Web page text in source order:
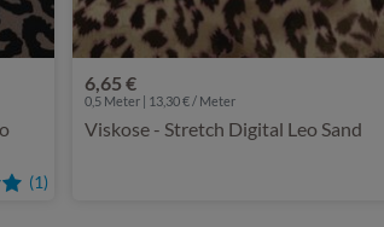
(1)
6,65 €
0,5 Meter | 13,30 € / Meter
Viskose - Stretch Digital Leo Sand